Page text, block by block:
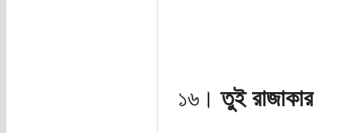
১৬।তুই রাজাকার